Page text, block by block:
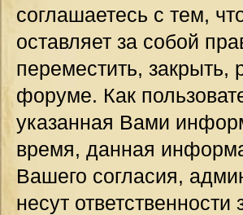
соглашаетесь с тем,
оставляет за собой
переместить, закрыть,
форуме. Как
указанная Вами
время, данная
Вашего согласия,
несут